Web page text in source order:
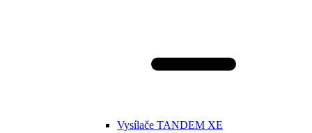
Vysílače TANDEM XE